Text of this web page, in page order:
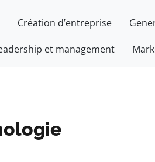
Création d’entreprise
et management